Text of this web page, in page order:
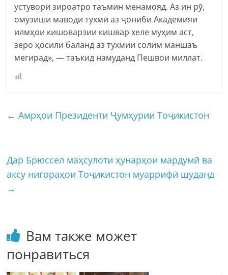
устувори зироатро таъмин менамояд. Аз ин рӯ,
омӯзиши маводи тухмӣ аз ҷониби Академияи
илмҳои кишоварзии кишвар хеле муҳим аст,
зеро ҳосили баланд аз тухмии солим маншаъ
мегирад», — таъкид намуданд Пешвои миллат.
← Амрҳои Президенти Ҷумҳурии Тоҷикистон
Дар Брюссел маҳсулоти ҳунарҳои мардумӣ ва
аксу нигораҳои Тоҷикистон муаррифӣ шуданд
→
Вам также может
понравиться